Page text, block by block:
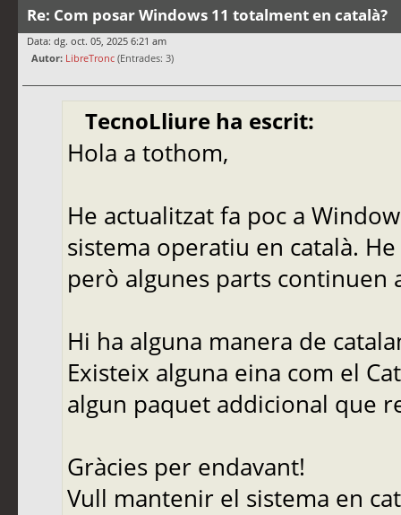
Re: Com posar Windows 11 totalment en català?
Data: dg. oct. 05, 2025 6:21 am
Autor: LibreTronc (Entrades: 3)
TecnoLliure ha escrit:
Hola a tothom,
He actualitzat fa poc a
sistema operatiu en català.
però algunes parts continuen
Hi ha alguna manera de
Existeix alguna eina com el
algun paquet addicional que
Gràcies per endavant!
Vull mantenir el sistema en